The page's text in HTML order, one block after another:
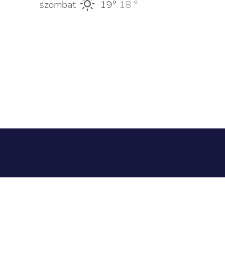
szombat 19° 18 °